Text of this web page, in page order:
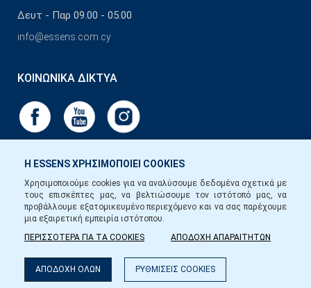
Η ESSENS ΧΡΗΣΙΜΟΠΟΙΕΙ COOKIES
Χρησιμοποιούμε cookies για να αναλύσουμε δεδομένα σχετικά με
τους επισκέπτες μας, να βελτιώσουμε τον ιστότοπό μας, να
προβάλλουμε εξατομικευμένο περιεχόμενο και να σας παρέχουμε
μια εξαιρετική εμπειρία ιστότοπου.
ΠΕΡΙΣΣΟΤΕΡΑ ΓΙΑ ΤΑ COOKIES
ΑΠΟΔΟΧΗ ΑΠΑΡΑΙΤΗΤΩΝ
ΑΠΟΔΟΧΗ ΟΛΩΝ ΡΥΘΜΙΣΕΙΣ COOKIES
Δευτ - Παρ 09.00 - 05.00
info@essens.com.cy
ΚΟΙΝΩΝΙΚΆ ΔΊΚΤΥΑ